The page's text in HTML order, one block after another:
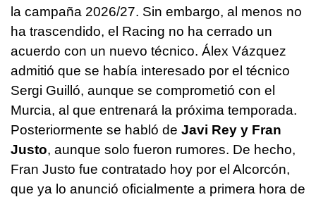
la campaña 2026/27. Sin embargo, al menos no
ha trascendido, el Racing no ha cerrado un
acuerdo con un nuevo técnico. Álex Vázquez
admitió que se había interesado por el técnico
Sergi Guilló, aunque se comprometió con el
Murcia, al que entrenará la próxima temporada.
Posteriormente se habló de Javi Rey y Fran
Justo, aunque solo fueron rumores. De hecho,
Fran Justo fue contratado hoy por el Alcorcón,
que ya lo anunció oficialmente a primera hora de